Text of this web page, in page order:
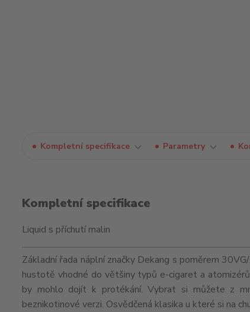
Kompletní specifikace Parametry
Kompletní specifikace
Liquid s příchutí malin
Základní řada náplní značky Dekang s poměrem
hustotě vhodné do většiny typů e-cigaret a atomizérů
by mohlo dojít k protékání. Vybrat si můžete z
beznikotinové verzi. Osvědčená klasika u které si na